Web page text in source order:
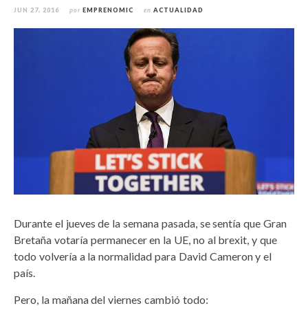
JUN 27, 2016 por EMPRENOMIC en ACTUALIDAD
Durante el jueves de la semana pasada, se sentía que Gran
Bretaña votaría permanecer en la UE, no al brexit, y que
todo volvería a la normalidad para David Cameron y el
país.
Pero, la mañana del viernes cambió todo: